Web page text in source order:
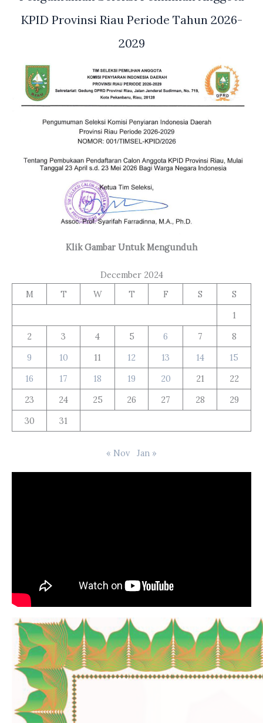
KPID Provinsi Riau Periode Tahun 2026-
2029
Klik Gambar Untuk Mengunduh
December 2024
M
T W T F S
S
1
2
3 4 5 6 7
8
9
10 11 12 13 14
15
16
17 18 19 20 21
22
23
24 25 26 27 28
29
30
31
« Nov Jan »